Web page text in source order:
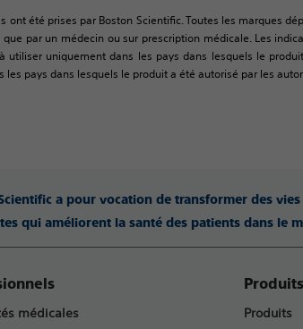
ont été prises par Boston Scientific. Toutes les marques
par un médecin ou sur prescription médicale. Les
utiliser uniquement dans les pays dans lesquels le
les pays dans lesquels le produit a été autorisé par les
a pour vocation de transformer des
qui améliorent la santé des patients dans le
médicales
Produits
Produits